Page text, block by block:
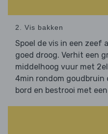
2. Vis bakken
Spoel de vis in een zeef
goed droog. Verhit een
middelhoog vuur met
4min rondom goudbruin
bord en bestrooi met